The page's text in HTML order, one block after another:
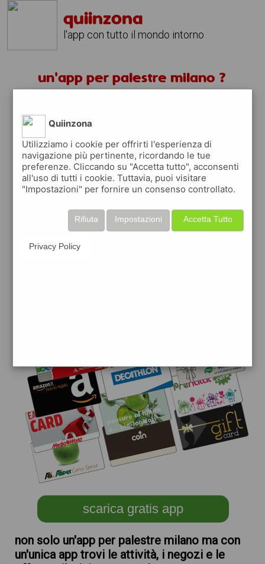
quiinzona
l'app con tutto il mondo intorno
un'app per palestre milano ?
quiinzona è una app
gratuita
che ti aiuta se cerchi 'un'app per palestre
milano ?' e che ti premia ogni volta che la
usi
raccogli punti da convertire inbuoni sconto
o gift card
per fare la spesa, fare
scarica gratis app
non solo un'app per palestre milano ma con
un'unica app trovi le attività, i negozi e le
Quiinzona
Utilizziamo i cookie per offrirti l'esperienza di
navigazione più pertinente, ricordando le tue
preferenze. Cliccando su "Accetta tutto", acconsenti
all'uso di tutti i cookie. Tuttavia, puoi visitare
"Impostazioni" per fornire un consenso controllato.
Accetta Tutto
Impostazioni
Rifiuta
Privacy Policy